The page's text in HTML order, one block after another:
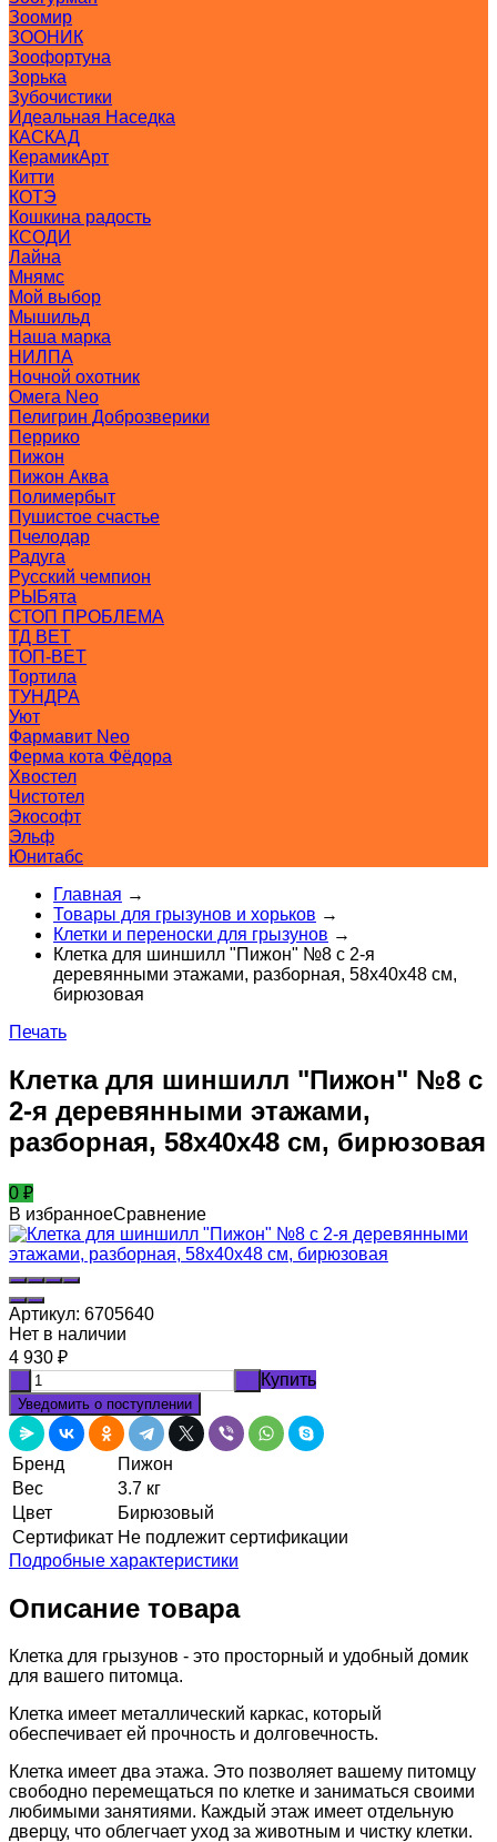
Зоомир
ЗООНИК
Зоофортуна
Зорька
Зубочистики
Идеальная Наседка
КАСКАД
КерамикАрт
Китти
КОТЭ
Кошкина радость
КСОДИ
Лайна
Мнямс
Мой выбор
Мышильд
Наша марка
НИЛПА
Ночной охотник
Омега Neo
Пелигрин Доброзверики
Перрико
Пижон
Пижон Аква
Полимербыт
Пушистое счастье
Пчелодар
Радуга
Русский чемпион
РЫБята
СТОП ПРОБЛЕМА
ТД ВЕТ
ТОП-ВЕТ
Тортила
ТУНДРА
Уют
Фармавит Neo
Ферма кота Фёдора
Хвостел
Чистотел
Экософт
Эльф
Юнитабс
Главная →
Товары для грызунов и хорьков →
Клетки и переноски для грызунов →
Клетка для шиншилл "Пижон" №8 с 2-я
деревянными этажами, разборная, 58х40х48 см,
бирюзовая
Печать
Клетка для шиншилл "Пижон" №8 с
2-я деревянными этажами,
разборная, 58х40х48 см, бирюзовая
0 ₽
В избранноеСравнение
Артикул: 6705640
Нет в наличии
4 930 ₽
Купить
Уведомить о поступлении
Бренд
Пижон
Вес
3.7 кг
Цвет
Бирюзовый
Сертификат Не подлежит сертификации
Подробные характеристики
Описание товара
Клетка для грызунов - это просторный и удобный домик
для вашего питомца.
Клетка имеет металлический каркас, который
обеспечивает ей прочность и долговечность.
Клетка имеет два этажа. Это позволяет вашему питомцу
свободно перемещаться по клетке и заниматься своими
любимыми занятиями. Каждый этаж имеет отдельную
дверцу, что облегчает уход за животным и чистку клетки.